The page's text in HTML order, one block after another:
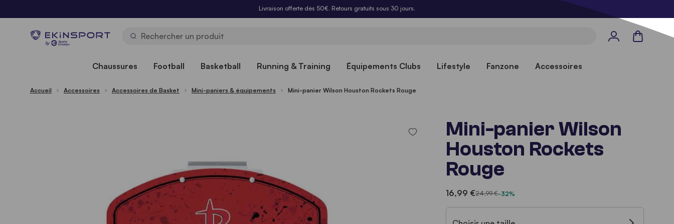
Livraison offerte dès 50€. Retours gratuits sous 30 jours.
by
Panier
Chaussures Football Basketball Running & Training Équipements Clubs Lifestyle Fanzone Accessoires
Accueil Accessoires Accessoires de Basket Mini-paniers & équipements Mini-panier Wilson Houston Rockets Rouge
Mini-panier Wilson
Houston Rockets
Rouge
16,99 €24,99 €-32%